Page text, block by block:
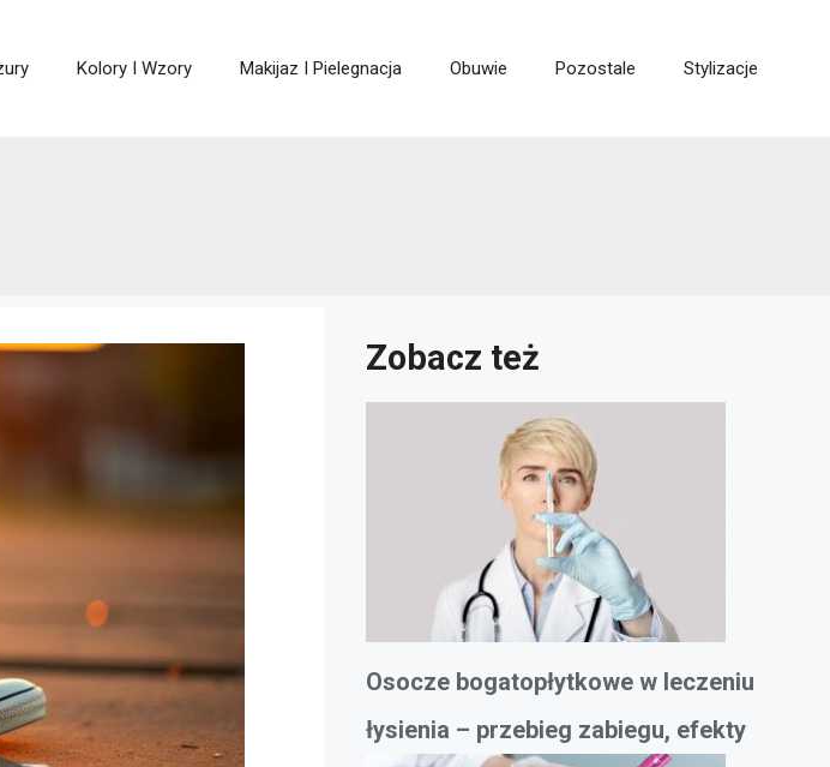
Kolory I Wzory Makijaz I Pielegnacja Obuwie Pozostale Stylizacje
Zobacz też
Osocze bogatopłytkowe w leczeniu
łysienia – przebieg zabiegu, efekty